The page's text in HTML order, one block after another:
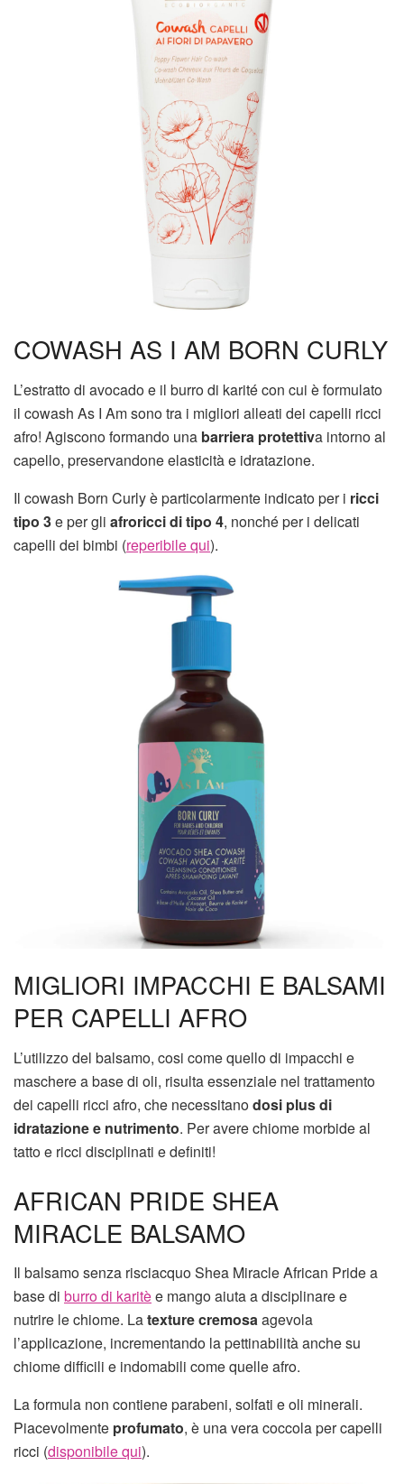
COWASH AS I AM BORN CURLY
L’estratto di avocado e il burro di karité con cui è formulato
il cowash As I Am sono tra i migliori alleati dei capelli ricci
afro! Agiscono formando una barriera protettiva intorno al
capello, preservandone elasticità e idratazione.
Il cowash Born Curly è particolarmente indicato per i ricci
tipo 3e per gli afroricci di tipo 4, nonché per i delicati
capelli dei bimbi (reperibile qui).
MIGLIORI IMPACCHI E BALSAMI
PER CAPELLI AFRO
L’utilizzo del balsamo, cosi come quello di impacchi e
maschere a base di oli, risulta essenziale nel trattamento
dei capelli ricci afro, che necessitanodosi plus di
idratazione e nutrimento. Per avere chiome morbide al
tatto e ricci disciplinati e definiti!
AFRICAN PRIDE SHEA
MIRACLE BALSAMO
Il balsamo senza risciacquo Shea Miracle African Pride a
base di burro di karitèe mango aiuta a disciplinare e
nutrire le chiome. Latexturecremosaagevola
l’applicazione, incrementando la pettinabilità anche su
chiome difficili e indomabili come quelle afro.
La formula non contiene parabeni, solfati e oli minerali.
Piacevolmente profumato, è una vera coccola per capelli
ricci (disponibile qui).